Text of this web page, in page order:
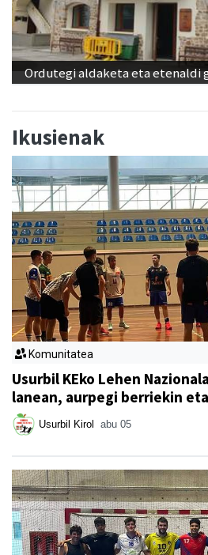
Ordutegi aldaketa eta etenaldi
Ikusienak
Komunitatea
Usurbil KEko Lehen
lanean, aurpegi berriekin
Usurbil Kirol abu 05